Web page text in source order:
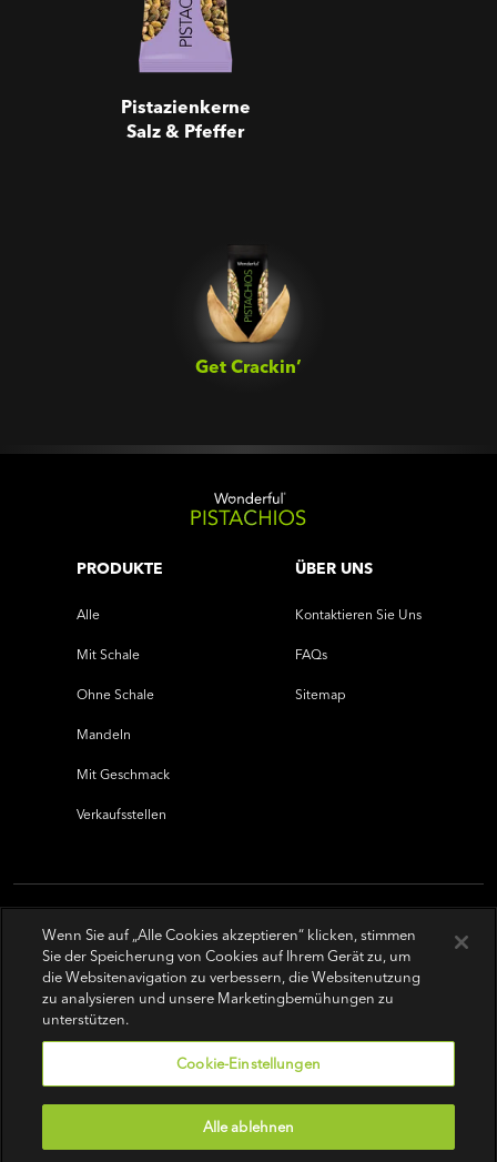
Pistazienkerne
Salz & Pfeffer
Get Crackin’‎
PRODUKTE
Alle
Mit Schale
Ohne Schale
Mandeln
Mit Geschmack
Verkaufsstellen
ÜBER UNS
Kontaktieren Sie Uns
FAQs
Sitemap
Nutzungsbedingungen | Datenschutz-Bestimmungen
Do Not Sell or Share My Personal Information
Wenn Sie auf „Alle Cookies akzeptieren“ klicken, stimmen
Sie der Speicherung von Cookies auf Ihrem Gerät zu, um
die Websitenavigation zu verbessern, die Websitenutzung
zu analysieren und unsere Marketingbemühungen zu
unterstützen.
Cookie-Einstellungen
Alle ablehnen